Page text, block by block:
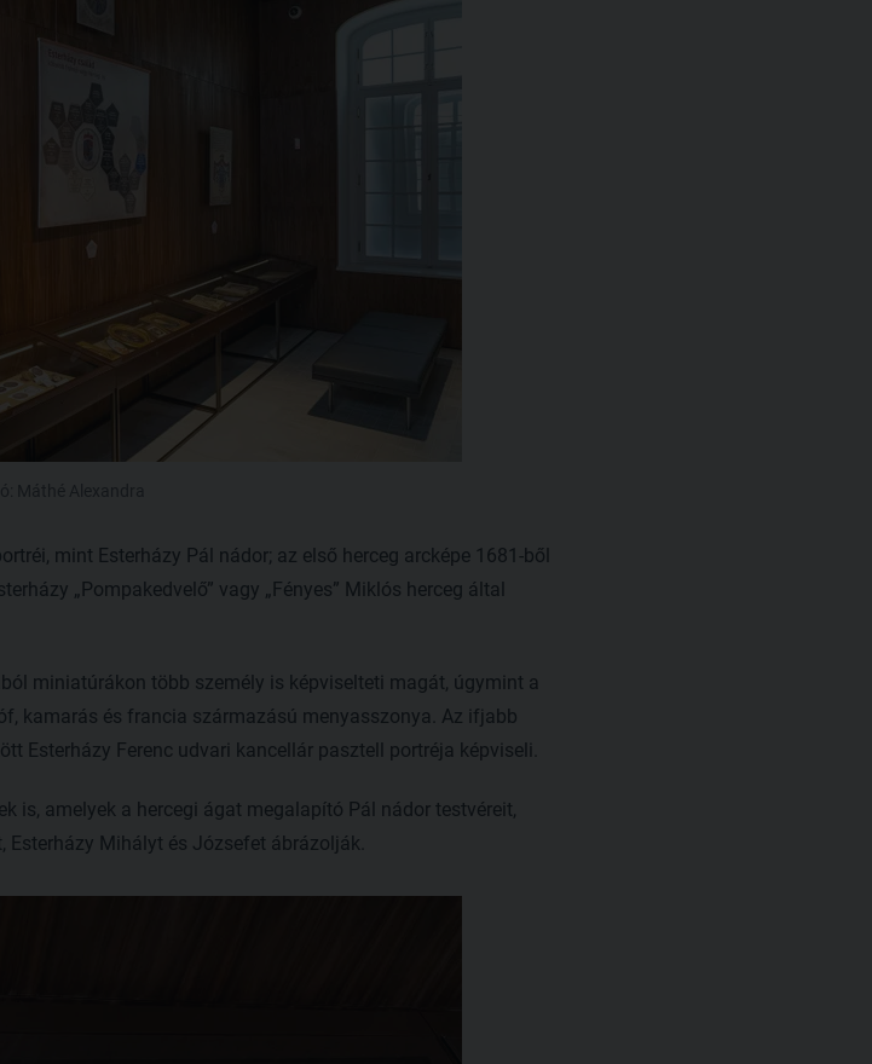
mint Esterházy Pál nádor; az első herceg arcképe 1681-ből
„Pompakedvelő” vagy „Fényes” Miklós herceg által
miniatúrákon több személy is képviselteti magát, úgymint a
kamarás és francia származású menyasszonya. Az ifjabb
Esterházy Ferenc udvari kancellár pasztell portréja képviseli.
is, amelyek a hercegi ágat megalapító Pál nádor testvéreit,
Mihályt és Józsefet ábrázolják.